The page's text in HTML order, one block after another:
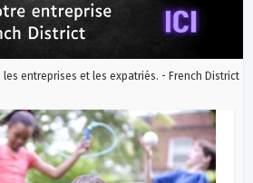
entreprises et les expatriés. - French District